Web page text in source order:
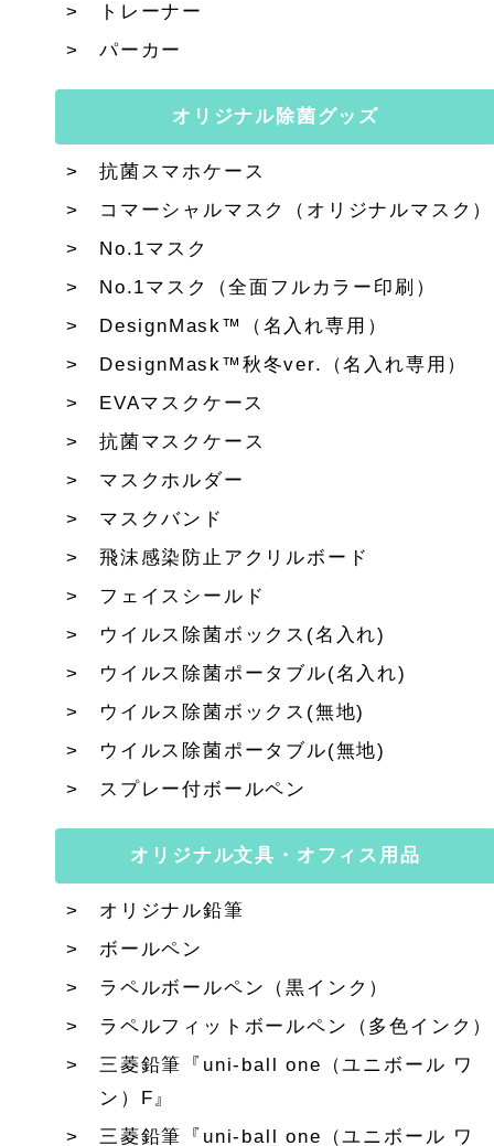
トレーナー
パーカー
オリジナル除菌グッズ
抗菌スマホケース
コマーシャルマスク（オリジナルマスク）
No.1マスク
No.1マスク（全面フルカラー印刷）
DesignMask™（名入れ専用）
DesignMask™秋冬ver.（名入れ専用）
EVAマスクケース
抗菌マスクケース
マスクホルダー
マスクバンド
飛沫感染防止アクリルボード
フェイスシールド
ウイルス除菌ボックス(名入れ)
ウイルス除菌ポータブル(名入れ)
ウイルス除菌ボックス(無地)
ウイルス除菌ポータブル(無地)
スプレー付ボールペン
オリジナル文具・オフィス用品
オリジナル鉛筆
ボールペン
ラペルボールペン（黒インク）
ラペルフィットボールペン（多色インク）
三菱鉛筆『uni-ball one（ユニボール ワ
ン）F』
三菱鉛筆『uni-ball one（ユニボール ワ